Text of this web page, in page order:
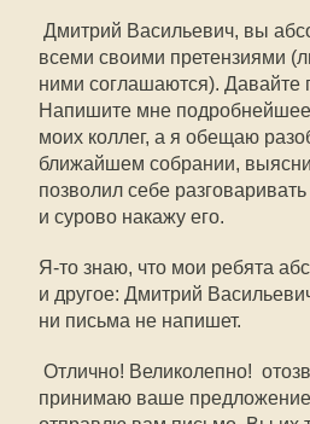
 Дмитрий Васильевич, вы
всеми своими претензиями
ними соглашаются). Давайте
Напишите мне
моих коллег, а я обещаю
ближайшем собрании,
позволил себе
и сурово накажу его.
Я-то знаю, что мои ребята
и другое: Дмитрий
ни письма не напишет.
 Отлично! Великолепно! 
принимаю ваше